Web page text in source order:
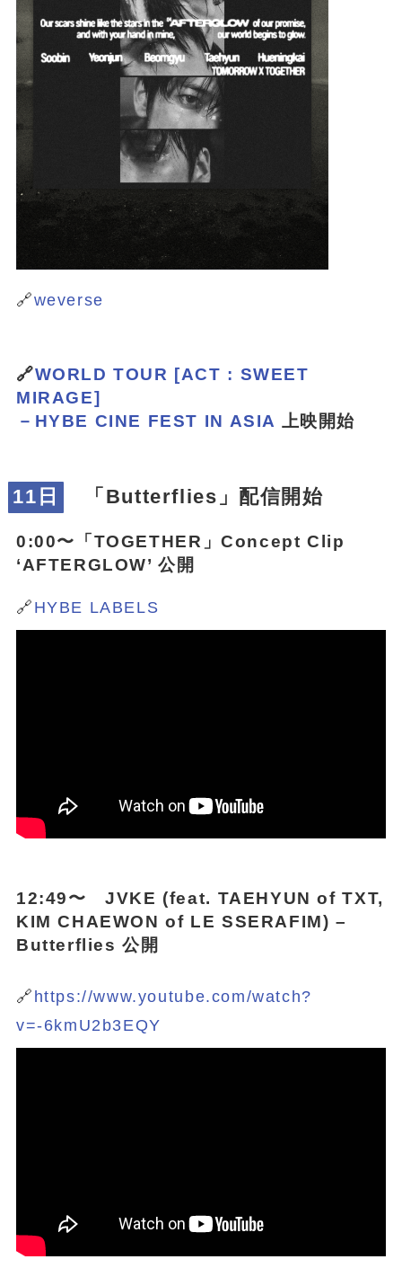
🔗weverse
🔗WORLD TOUR [ACT : SWEET
MIRAGE]
－HYBE CINE FEST IN ASIA 上映開始
11日 「Butterflies」配信開始
0:00〜「TOGETHER 」Concept Clip
‘AFTERGLOW’ 公開
🔗 HYBE LABELS
12:49〜 JVKE (feat. TAEHYUN of TXT,
KIM CHAEWON of LE SSERAFIM) –
Butterflies 公開
🔗 https://www.youtube.com/watch?
v=-6kmU2b3EQY